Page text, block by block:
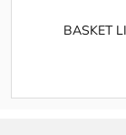
BASKET